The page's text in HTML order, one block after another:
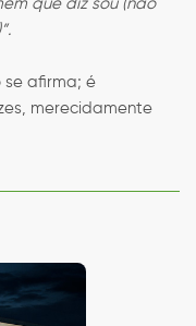
que diz sou (não
se afirma; é
merecidamente